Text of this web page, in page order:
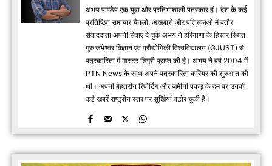
अभय पाण्डेय एक युवा और प्रतिभाशाली पत्रकार हैं। देश के कई
प्रतिष्ठित समाचार चैनलों, अखबारों और पत्रिकाओं में बतौर
संवाददाता अपनी सेवाएं दे चुके अभय ने हरियाणा के हिसार स्थित
गुरु जंभेश्वर विज्ञान एवं प्रौद्योगिकी विश्वविद्यालय (GJUST) से
पत्रकारिता में मास्टर डिग्री प्राप्त की है। अभय ने वर्ष 2004 में
PTN News के साथ अपने पत्रकारिता करियर की शुरुआत की
थी। अपनी बेहतरीन रिपोर्टिंग और जमीनी पकड़ के दम पर उनकी
कई खबरें राष्ट्रीय स्तर पर सुर्खियां बटोर चुकी हैं।